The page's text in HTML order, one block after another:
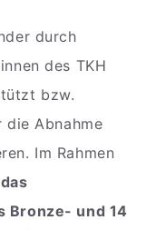
durch
des TKH
bzw.
Abnahme
Im Rahmen
Bronze- und 14